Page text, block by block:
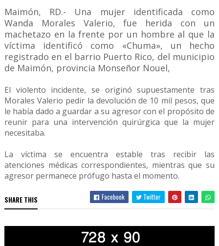
Maimón, RD.- Una mujer identificada como
Wanda Morales Valerio, fue herida con un
machetazo en la frente por un hombre al que la
víctima identificó como «Chuma», un hecho
registrado en el barrio Puerto Rico, del municipio
de Maimón, provincia Monseñor Nouel,
El violento incidente, se originó supuestamente tras
Morales Valerio pedir la devolución de 10 mil pesos, que
le había dado a guardar a su agresor con el propósito de
reunir para una intervención quirúrgica que la mujer
necesitaba.
La víctima se encuentra estable tras recibir las
atenciones médicas correspondientes, mientras que su
agresor permanece prófugo hasta el momento.
SHARE THIS Facebook Twitter